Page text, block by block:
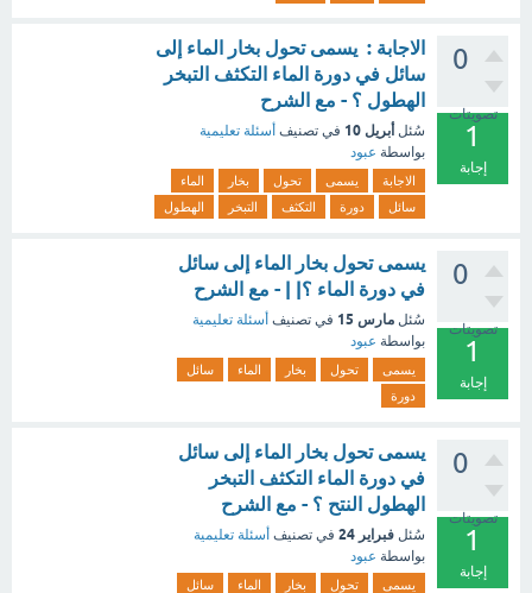
0
تصويتات
1
إجابة
الاجابة : يسمى تحول بخار الماء إلى
سائل في دورة الماء التكثف التبخر
الهطول ؟ - مع الشرح
سُئل أبريل 10 في تصنيف أسئلة تعليمية
بواسطة عبود
الاجابة يسمى تحول بخار
الماء
سائل
دورة التكثف التبخر الهطول
0
تصويتات
1
إجابة
يسمى تحول بخار الماء إلى سائل
في دورة الماء ؟| | - مع الشرح
سُئل مارس 15 في تصنيف أسئلة تعليمية
بواسطة عبود
يسمى تحول بخار الماء
سائل
دورة
0
تصويتات
1
إجابة
يسمى تحول بخار الماء إلى سائل
في دورة الماء التكثف التبخر
الهطول النتح ؟ - مع الشرح
سُئل فبراير 24 في تصنيف أسئلة تعليمية
بواسطة عبود
يسمى تحول بخار الماء
سائل